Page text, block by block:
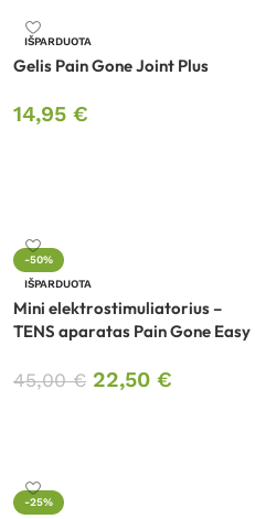
IŠPARDUOTA
Gelis Pain Gone Joint Plus
14,95 €
-50%
IŠPARDUOTA
Mini elektrostimuliatorius –
TENS aparatas Pain Gone Easy
45,00€ 22,50 €
-25%